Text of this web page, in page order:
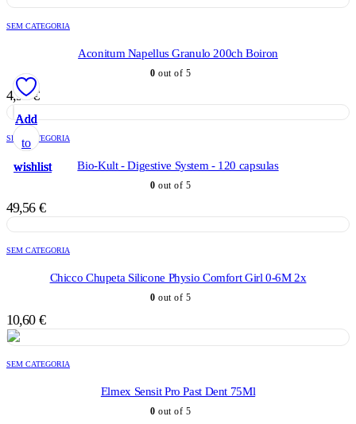
Add
to
wishlist
SEM CATEGORIA
Aconitum Napellus Granulo 200ch Boiron
0 out of 5
4,98€
Add
to
wishlist
SEM CATEGORIA
Bio-Kult - Digestive System - 120 capsulas
0 out of 5
49,56 €
Add
to
wishlist
SEM CATEGORIA
Chicco Chupeta Silicone Physio Comfort Girl 0-6M 2x
0 out of 5
10,60 €
Add
to
wishlist
SEM CATEGORIA
Elmex Sensit Pro Past Dent 75Ml
0 out of 5
Add
to
wishlist